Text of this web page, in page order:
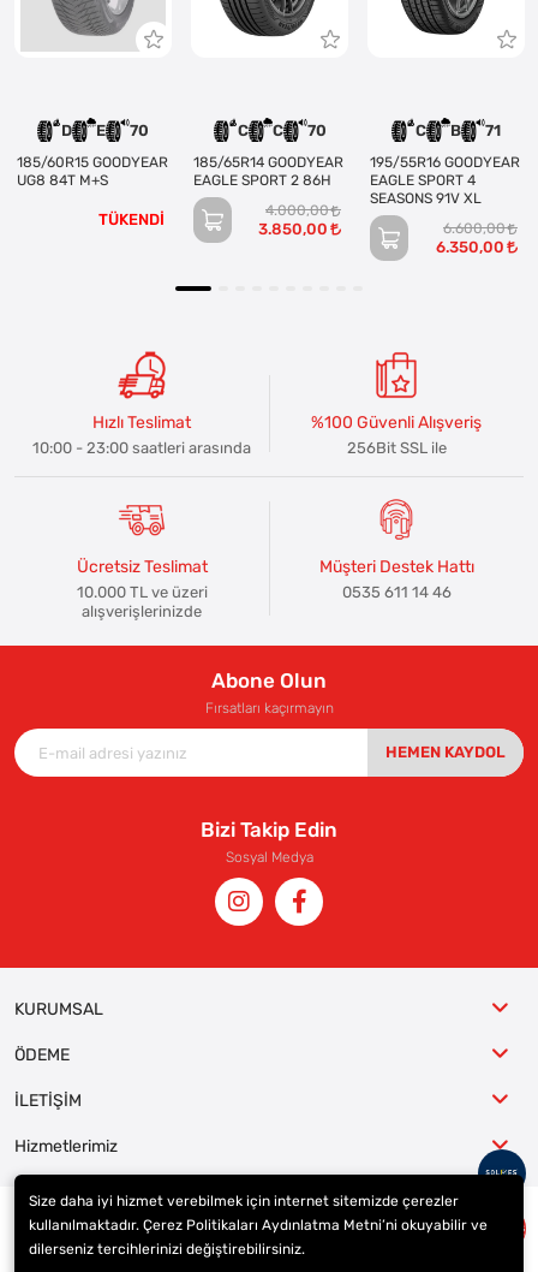
D E 70
185/60R15 GOODYEAR
UG8 84T M+S
TÜKENDİ
C C 70
185/65R14 GOODYEAR
EAGLE SPORT 2 86H
4.000,00
3.850,00
C B 71
195/55R16 GOODYEAR
EAGLE SPORT 4
SEASONS 91V XL
6.600,00
6.350,00
Hızlı Teslimat
10:00 - 23:00 saatleri arasında
%100 Güvenli Alışveriş
256Bit SSL ile
Ücretsiz Teslimat
10.000 TL ve üzeri
alışverişlerinizde
Müşteri Destek Hattı
0535 611 14 46
Abone Olun
Fırsatları kaçırmayın
HEMEN KAYDOL
Bizi Takip Edin
Sosyal Medya
KURUMSAL
ÖDEME
İLETİŞİM
Hizmetlerimiz
© 2023ER-LAS Oto Jant ve Lastik - Yunus ULAŞ
Size daha iyi hizmet verebilmek için internet sitemizde çerezler
kullanılmaktadır. Çerez Politikaları Aydınlatma Metni’ni okuyabilir ve
dilerseniz tercihlerinizi değiştirebilirsiniz.